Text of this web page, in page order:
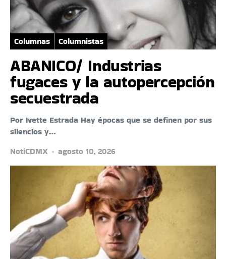
Columnas Columnistas
ABANICO/ Industrias
fugaces y la autopercepción
secuestrada
Por Ivette Estrada Hay épocas que se definen por sus
silencios y…
NotiCDMX
agosto 10, 2026